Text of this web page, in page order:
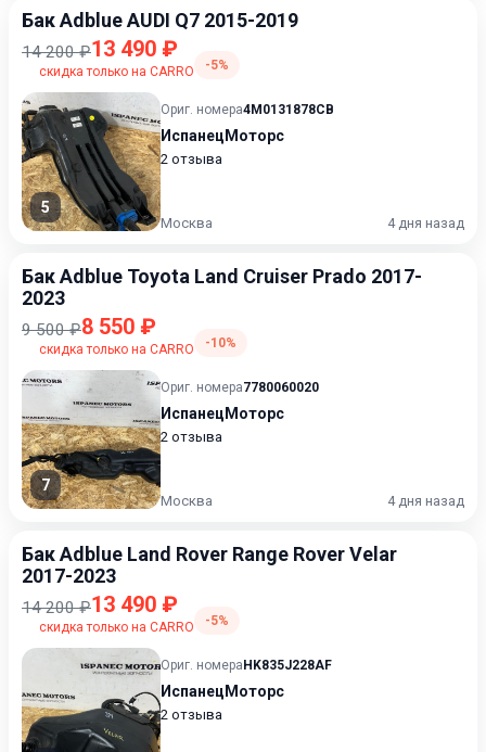
Бак Adblue AUDI Q7 2015-2019
14 200 ₽13 490 ₽
скидка только на CARRO -5%
5
Ориг. номера4M0131878CB
ИспанецМоторс
2 отзыва
Москва 4 дня назад
Бак Adblue Toyota Land Cruiser Prado 2017-
2023
9 500 ₽8 550 ₽
скидка только на CARRO -10%
7
Ориг. номера7780060020
ИспанецМоторс
2 отзыва
Москва 4 дня назад
Бак Adblue Land Rover Range Rover Velar
2017-2023
14 200 ₽13 490 ₽
скидка только на CARRO -5%
Ориг. номера HK835J228AF
ИспанецМоторс
2 отзыва